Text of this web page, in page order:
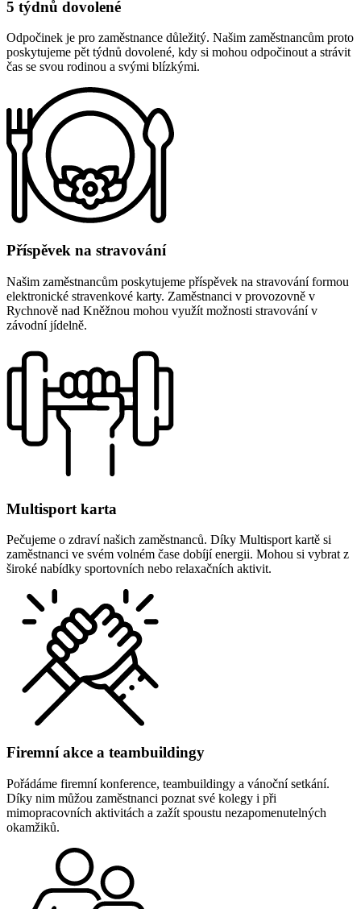
5 týdnů dovolené
Odpočinek je pro zaměstnance důležitý. Našim zaměstnancům proto
poskytujeme pět týdnů dovolené, kdy si mohou odpočinout a strávit
čas se svou rodinou a svými blízkými.
Příspěvek na stravování
Našim zaměstnancům poskytujeme příspěvek na stravování formou
elektronické stravenkové karty. Zaměstnanci v provozovně v
Rychnově nad Kněžnou mohou využít možnosti stravování v
závodní jídelně.
Multisport karta
Pečujeme o zdraví našich zaměstnanců. Díky Multisport kartě si
zaměstnanci ve svém volném čase dobíjí energii. Mohou si vybrat z
široké nabídky sportovních nebo relaxačních aktivit.
Firemní akce a teambuildingy
Pořádáme firemní konference, teambuildingy a vánoční setkání.
Díky nim můžou zaměstnanci poznat své kolegy i při
mimopracovních aktivitách a zažít spoustu nezapomenutelných
okamžiků.